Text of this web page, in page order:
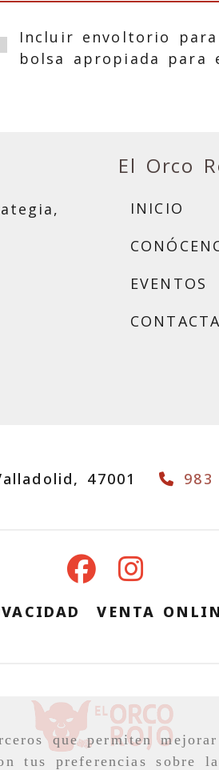
que permiten
tus preferencias sobre
Incluir envoltorio
bolsa apropiada para
El Orco
INICIO
EVENTOS
CONTACTA
47001 983
VENTA